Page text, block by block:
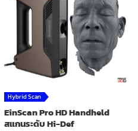
Hybrid Scan
EinScan Pro HD Handheld
สแกนระดับ Hi-Def